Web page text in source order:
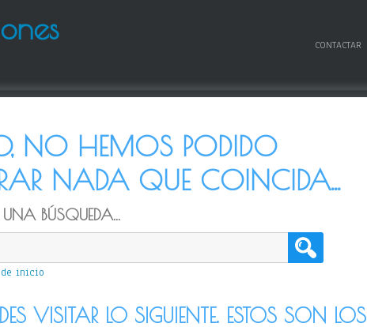
CONTACTAR
NO HEMOS PODIDO
NADA QUE COINCIDA...
UNA BÚSQUEDA...
inicio
VISITAR LO SIGUIENTE. ESTOS SON LOS